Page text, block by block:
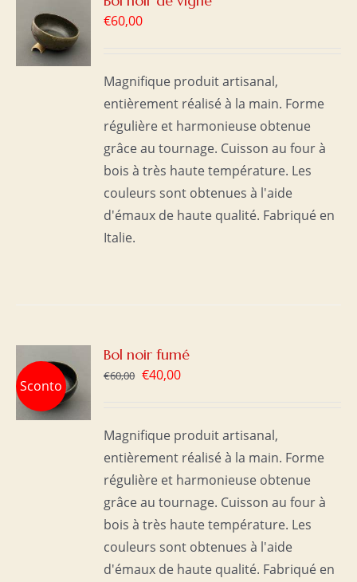
€60,00
Magnifique produit artisanal,
entièrement réalisé à la main. Forme
régulière et harmonieuse obtenue
grâce au tournage. Cuisson au four à
bois à très haute température. Les
couleurs sont obtenues à l'aide
d'émaux de haute qualité. Fabriqué en
Italie.
Sconto
Bol noir fumé
€60,00 Le
était :
€60,00.
€40,00Le
est :
€40,00.
Magnifique produit artisanal,
entièrement réalisé à la main. Forme
régulière et harmonieuse obtenue
grâce au tournage. Cuisson au four à
bois à très haute température. Les
couleurs sont obtenues à l'aide
d'émaux de haute qualité. Fabriqué en